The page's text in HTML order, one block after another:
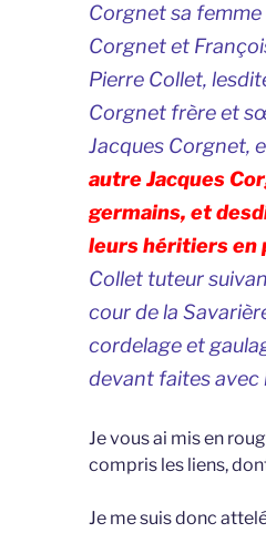
Corgnet sa
Corgnet et
Pierre Collet,
Corgnet frère et
Jacques Corgnet,
autre Jacques
germains, et
leurs héritiers en
Collet tuteur
cour de la
cordelage et
devant faites avec
Je vous ai mis en
compris les liens,
Je me suis donc